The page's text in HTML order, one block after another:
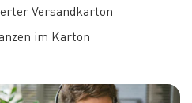
Versandkarton
im Karton